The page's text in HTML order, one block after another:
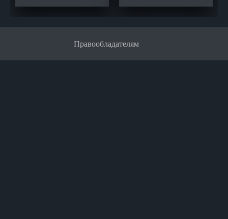
Правообладателям